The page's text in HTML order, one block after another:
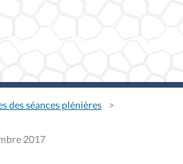
des séances plénières
2017